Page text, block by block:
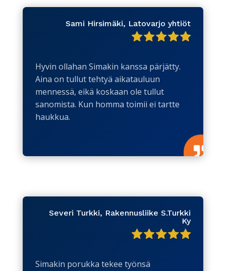
Sami Hirsimäki, Latovarjo yhtiöt
Hyvin ollahan Simakin kanssa pärjätty.
Aina on tullut tehtyä aikatauluun
mennessä, eikä koskaan ole tullut
sanomista. Kun homma toimii ei tartte
haukkua.

Severi Turkki, Rakennusliike S.Turkki
Ky
Simakin porukka tekee työnsä